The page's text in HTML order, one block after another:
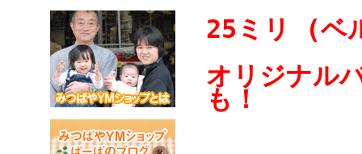
25ミリ (ベ
オリジナル
も！